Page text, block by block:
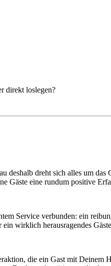
direkt loslegen?
deshalb dreht sich alles um
Gäste eine rundum positive
Service verbunden: ein
wirklich herausragendes
die ein Gast mit